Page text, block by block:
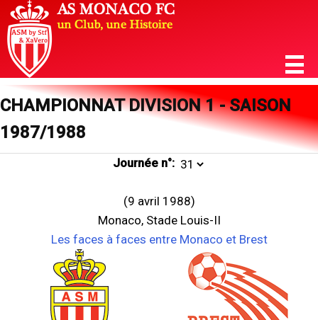
CHAMPIONNAT DIVISION 1 - SAISON
1987/1988
Journée n°:
(9 avril 1988)
Monaco, Stade Louis-II
Les faces à faces entre Monaco et Brest